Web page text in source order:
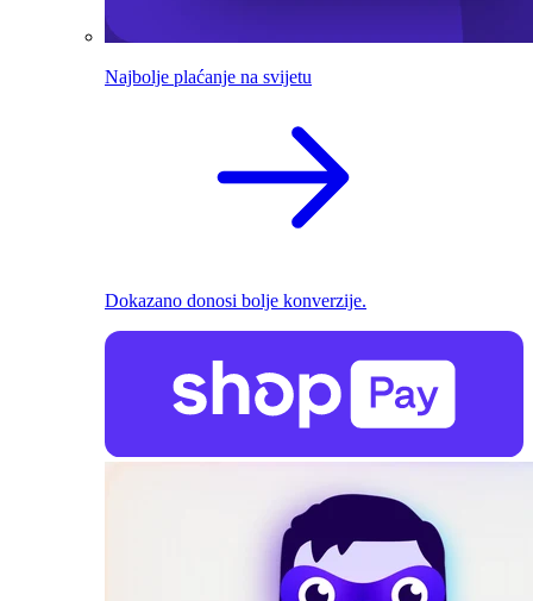
Najbolje plaćanje na svijetu
Dokazano donosi bolje konverzije.